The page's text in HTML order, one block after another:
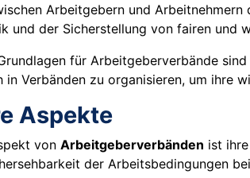
Arbeitgebern und
und der Sicherstellung von fairen und
für Arbeitgeberverbände
in Verbänden zu organisieren, um ihre
Aspekte
von Arbeitgeberverbänden ist
der Arbeitsbedingungen